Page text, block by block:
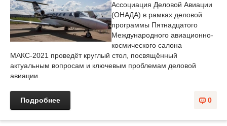
Ассоциация Деловой Авиации
(ОНАДА) в рамках деловой
программы Пятнадцатого
Международного авиационно-
космического салона
МАКС-2021 проведёт круглый стол, посвящённый
актуальным вопросам и ключевым проблемам деловой
авиации.
0
Подробнее